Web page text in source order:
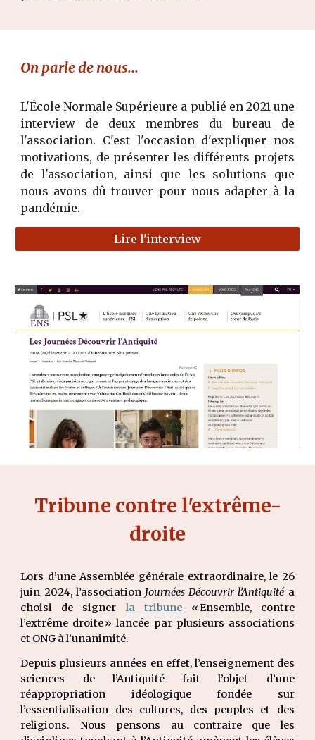
On parle de nous...
L'École Normale Supérieure a publié en 2021 une
interview de deux membres du bureau de
l'association. C'est l'occasion d'expliquer nos
motivations, de présenter les différents projets
de l'association, ainsi que les solutions que
nous avons dû trouver pour nous adapter à la
pandémie.
Lire l'interview
Tribune contre l'extrême-
droite
Lors d’une Assemblée générale extraordinaire, le 26
juin 2024, l’association Journées Découvrir l’Antiquitéa
choisi de signer
la tribune« Ensemble, contre
l’extrême droite » lancée par plusieurs associations
et ONG à l’unanimité.
Depuis plusieurs années en effet, l’enseignement des
sciences de l’Antiquité fait l’objet d’une
réappropriation idéologique fondée sur
l’essentialisation des cultures, des peuples et des
religions. Nous pensons au contraire que les